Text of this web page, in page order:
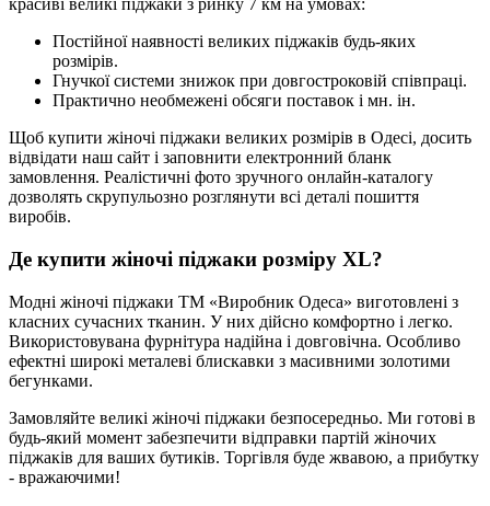
красиві великі піджаки з ринку 7 км на умовах:
Постійної наявності великих піджаків будь-яких
розмірів.
Гнучкої системи знижок при довгостроковій співпраці.
Практично необмежені обсяги поставок і мн. ін.
Щоб купити жіночі піджаки великих розмірів в Одесі, досить
відвідати наш сайт і заповнити електронний бланк
замовлення. Реалістичні фото зручного онлайн-каталогу
дозволять скрупульозно розглянути всі деталі пошиття
виробів.
Де купити жіночі піджаки розміру XL?
Модні жіночі піджаки ТМ «Виробник Одеса» виготовлені з
класних сучасних тканин. У них дійсно комфортно і легко.
Використовувана фурнітура надійна і довговічна. Особливо
ефектні широкі металеві блискавки з масивними золотими
бегунками.
Замовляйте великі жіночі піджаки безпосередньо. Ми готові в
будь-який момент забезпечити відправки партій жіночих
піджаків для ваших бутиків. Торгівля буде жвавою, а прибутку
- вражаючими!